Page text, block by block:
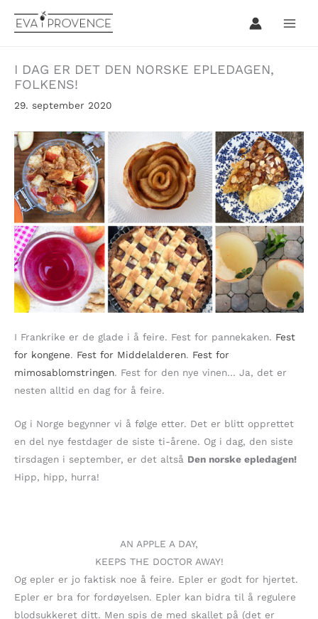
rett
I DAG ER DET DEN NORSKE EPLEDAGEN,
FOLKENS!
29. september 2020
I Frankrike er de glade i å feire. Fest for pannekaken. Fest
for kongene. Fest for Middelalderen. Fest for
mimosablomstringen. Fest for den nye vinen… Ja, det er
nesten alltid en dag for å feire.
Og i Norge begynner vi å følge etter. Det er blitt opprettet
en del nye festdager de siste ti-årene. Og i dag, den siste
tirsdagen i september, er det altså Den norske epledagen!
Hipp, hipp, hurra!
AN APPLE A DAY,
KEEPS THE DOCTOR AWAY!
Og epler er jo faktisk noe å feire. Epler er godt for hjertet.
Epler er bra for fordøyelsen. Epler kan bidra til å regulere
blodsukkeret ditt. Men spis de med skallet på (det er